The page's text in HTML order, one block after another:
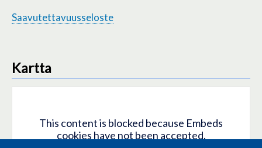
Saavutettavuusseloste
Kartta
This content is blocked because Embeds
cookies have not been accepted.